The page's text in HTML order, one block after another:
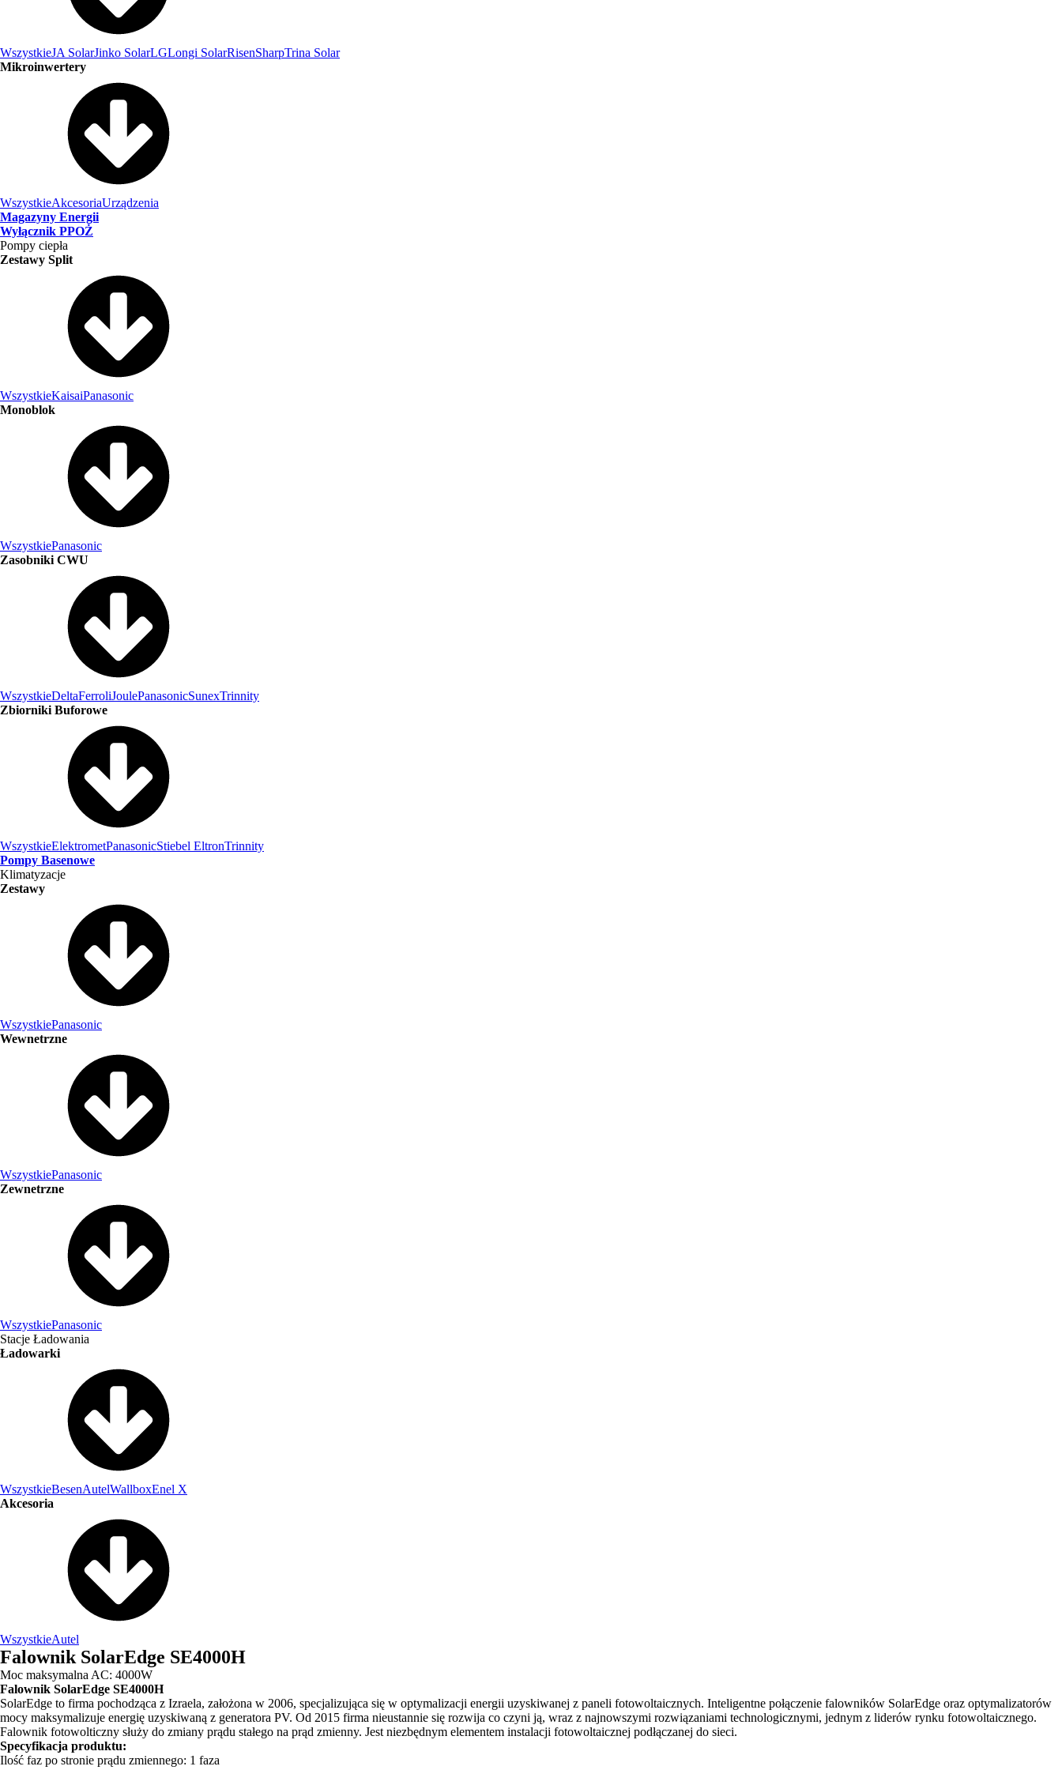
WszystkieJA SolarJinko SolarLGLongi SolarRisenSharpTrina Solar
Mikroinwertery
WszystkieAkcesoriaUrządzenia
Magazyny Energii
Wyłącznik PPOŻ
Pompy ciepła
Zestawy Split
WszystkieKaisaiPanasonic
Monoblok
WszystkiePanasonic
Zasobniki CWU
WszystkieDeltaFerroliJoulePanasonicSunexTrinnity
Zbiorniki Buforowe
WszystkieElektrometPanasonicStiebel EltronTrinnity
Pompy Basenowe
Klimatyzacje
Zestawy
WszystkiePanasonic
Wewnetrzne
WszystkiePanasonic
Zewnetrzne
WszystkiePanasonic
Stacje Ładowania
Ładowarki
WszystkieBesenAutelWallboxEnel X
Akcesoria
WszystkieAutel
Falownik SolarEdge SE4000H
Moc maksymalna AC: 4000W
Falownik SolarEdge SE4000H
SolarEdge to firma pochodząca z Izraela, założona w 2006, specjalizująca się w optymalizacji energii uzyskiwanej z paneli fotowoltaicznych. Inteligentne połączenie falowników SolarEdge oraz optymalizatorów
mocy maksymalizuje energię uzyskiwaną z generatora PV. Od 2015 firma nieustannie się rozwija co czyni ją, wraz z najnowszymi rozwiązaniami technologicznymi, jednym z liderów rynku fotowoltaicznego.
Falownik fotowolticzny służy do zmiany prądu stałego na prąd zmienny. Jest niezbędnym elementem instalacji fotowoltaicznej podłączanej do sieci.
Specyfikacja produktu:
Ilość faz po stronie prądu zmiennego: 1 faza